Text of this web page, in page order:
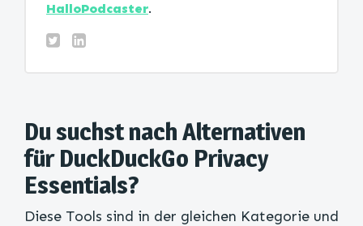
HalloPodcaster.
Du suchst nach Alternativen
für DuckDuckGo Privacy
Essentials?
Diese Tools sind in der gleichen Kategorie und